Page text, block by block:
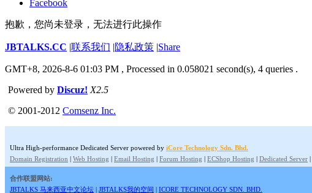
Facebook
抱歉，您尚未登录，无法进行此操作
JBTALKS.CC |联系我们 |隐私政策 |Share
GMT+8, 2026-8-6 01:03 PM , Processed in 0.058021 second(s), 4 queries .
Powered by Discuz! X2.5
© 2001-2012 Comsenz Inc.
Ultra High-performance Dedicated Server powered by iCore Technology Sdn. Bhd.
Domain Registration | Web Hosting | Email Hosting | Forum Hosting | ECShop Hosting | Dedicated Server |
合作联盟网站:
JBTALKS 马来西亚中文论坛 | JBTALKS我的空间 | ICORE TECHNOLOGY SDN. BHD.